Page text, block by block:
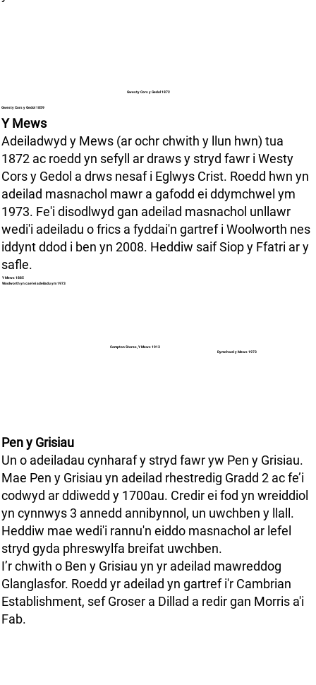
Gwesty Cors y Gedol 1859
Gwesty Cors y Gedol 1872
Y Mews
Adeiladwyd y Mews (ar ochr chwith y llun hwn) tua
1872 ac roedd yn sefyll ar draws y stryd fawr i Westy
Cors y Gedol a drws nesaf i Eglwys Crist. Roedd hwn yn
adeilad masnachol mawr a gafodd ei ddymchwel ym
1973. Fe'i disodlwyd gan adeilad masnachol unllawr
wedi'i adeiladu o frics a fyddai'n gartref i Woolworth nes
iddynt ddod i ben yn 2008. Heddiw saif Siop y Ffatri ar y
safle.
Dymchwel y Mews 1973
Y Mews 1885
Woolworth yn cael ei adeiladu ym 1973
Compton Stores, Y Mews 1913
Pen y Grisiau
Un o adeiladau cynharaf y stryd fawr yw Pen y Grisiau.
Mae Pen y Grisiau yn adeilad rhestredig Gradd 2 ac fe’i
codwyd ar ddiwedd y 1700au. Credir ei fod yn wreiddiol
yn cynnwys 3 annedd annibynnol, un uwchben y llall.
Heddiw mae wedi'i rannu'n eiddo masnachol ar lefel
stryd gyda phreswylfa breifat uwchben.
I’r chwith o Ben y Grisiau yn yr adeilad mawreddog
Glanglasfor. Roedd yr adeilad yn gartref i'r Cambrian
Establishment, sef Groser a Dillad a redir gan Morris a'i
Fab.